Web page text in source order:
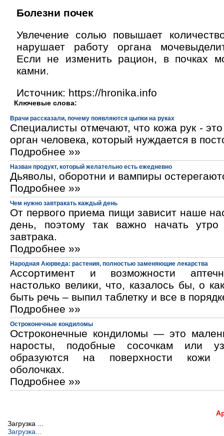
Болезни почек
Увлечение солью повышает
нарушает работу органа
Если не изменить рацион, в почках
камни.
Источник: https://hronika.info
Ключевые слова:
Врачи рассказали, почему появляются цыпки на руках
Специалисты отмечают, что кожа рук -
орган человека, который нуждается в
Подробнее »»
Назван продукт, который желательно есть ежедневно
Дьяволы, оборотни и вампиры
Подробнее »»
Чем нужно завтракать каждый день
От первого приема пищи зависит наше
день, поэтому так важно начать утро
завтрака.
Подробнее »»
Народная Аюрведа: растения, полностью заменяющие лекарства
Ассортимент и возможности
настолько велики, что, казалось бы, о
быть речь – выпил таблетку и все в
Подробнее »»
Остроконечные кондиломы
Остроконечные кондиломы — это
наросты, подобные сосочкам или
образуются на поверхности кожи
оболочках.
Подробнее »»
Загрузка ...
Загрузка...